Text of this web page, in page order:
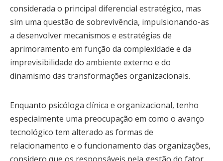
considerada o principal diferencial estratégico, mas
sim uma questão de sobrevivência, impulsionando-as
a desenvolver mecanismos e estratégias de
aprimoramento em função da complexidade e da
imprevisibilidade do ambiente externo e do
dinamismo das transformações organizacionais.
Enquanto psicóloga clínica e organizacional, tenho
especialmente uma preocupação em como o avanço
tecnológico tem alterado as formas de
relacionamento e o funcionamento das organizações,